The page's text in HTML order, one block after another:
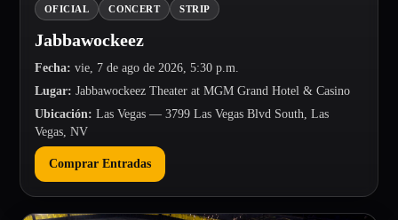
OFICIAL CONCERT STRIP
Jabbawockeez
Fecha: vie, 7 de ago de 2026, 5:30 p.m.
Lugar: Jabbawockeez Theater at MGM Grand Hotel & Casino
Ubicación: Las Vegas — 3799 Las Vegas Blvd South, Las
Vegas, NV
Comprar Entradas